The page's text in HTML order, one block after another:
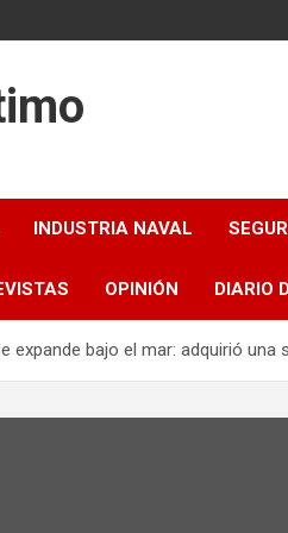
INDUSTRIA NAVAL
OPINIÓN DIARIO
expande bajo el mar: adquirió